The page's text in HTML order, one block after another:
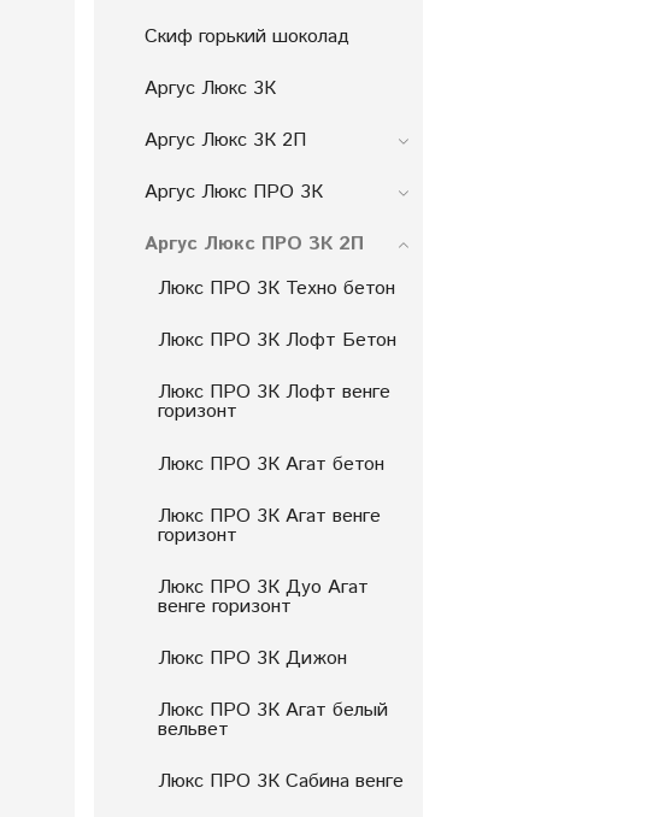
Скиф горький шоколад
Аргус Люкс 3К
Аргус Люкс 3К 2П
Аргус Люкс ПРО 3К
Аргус Люкс ПРО 3К 2П
Люкс ПРО 3К Техно бетон
Люкс ПРО 3К Лофт Бетон
Люкс ПРО 3К Лофт венге
горизонт
Люкс ПРО 3К Агат бетон
Люкс ПРО 3К Агат венге
горизонт
Люкс ПРО 3К Дуо Агат
венге горизонт
Люкс ПРО 3К Дижон
Люкс ПРО 3К Агат белый
вельвет
Люкс ПРО 3К Сабина венге